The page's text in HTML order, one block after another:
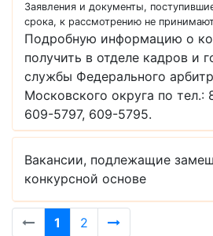
Заявления и документы,
срока, к рассмотрению не
Подробную информацию о
получить в отделе кадров и
службы Федерального
Московского округа по
609-5797, 609-5795.
Вакансии, подлежащие
конкурсной основе
1 2